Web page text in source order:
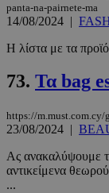
panta-na-pairnete-ma
14/08/2024 |
Η λίστα με τα
73. Τα bag
https://m.must.com.cy/
23/08/2024 |
Ας ανακαλύψουμε τι
αντικείμενα
...